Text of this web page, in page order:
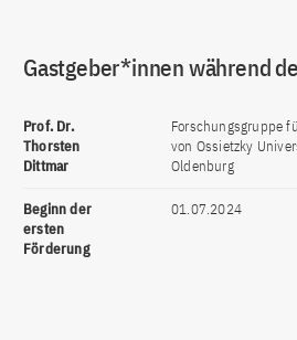
Gastgeber*innen während
Prof. Dr.
Thorsten
Dittmar
Forschungsgruppe
von Ossietzky
Oldenburg
Beginn der
ersten
Förderung
01.07.2024